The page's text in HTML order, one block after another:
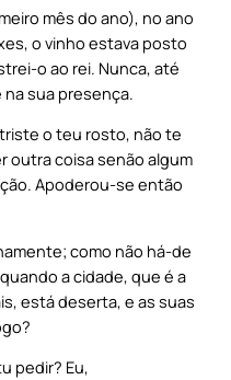
mês do ano), no ano
o vinho estava posto
o ao rei. Nunca, até
sua presença.
o teu rosto, não te
outra coisa senão algum
Apoderou-se então
como não há-de
a cidade, que é a
está deserta, e as suas
pedir? Eu,